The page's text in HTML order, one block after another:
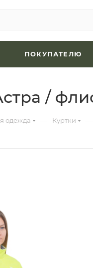
ПОКУПАТЕЛЮ
/
одежда — Куртки —